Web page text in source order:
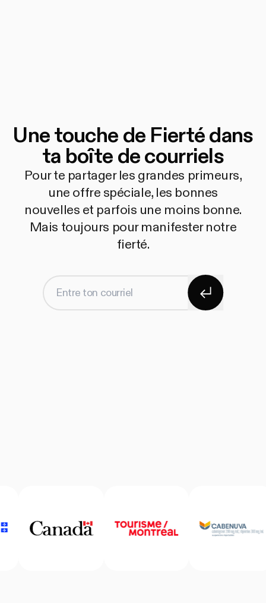
Une touche de Fierté dans
ta boîte de courriels
Pour te partager les grandes primeurs,
une offre spéciale, les bonnes
nouvelles et parfois une moins bonne.
Mais toujours pour manifester notre
fierté.
Entre ton courriel S'abonner